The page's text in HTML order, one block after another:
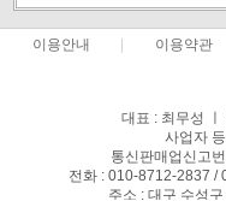
이용안내 이용약관
대표 : 최무성
사업자
통신판매업신고
전화 : 010-8712-2837 /
주소 : 대구 수성